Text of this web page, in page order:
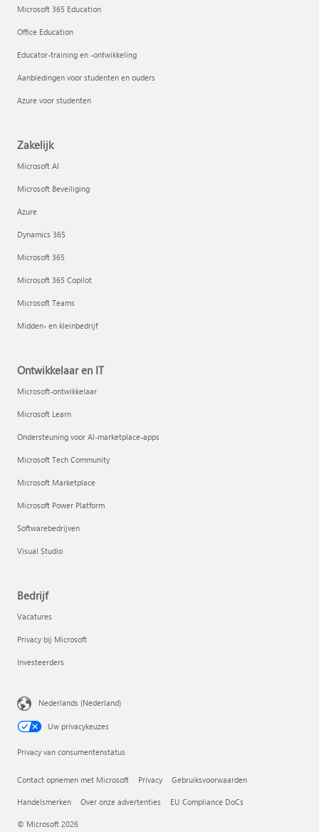
Microsoft 365 Education
Office Education
Educator-training en -ontwikkeling
Aanbiedingen voor studenten en ouders
Azure voor studenten
Zakelijk
Microsoft AI
Microsoft Beveiliging
Azure
Dynamics 365
Microsoft 365
Microsoft 365 Copilot
Microsoft Teams
Midden- en kleinbedrijf
Ontwikkelaar en IT
Microsoft-ontwikkelaar
Microsoft Learn
Ondersteuning voor AI-marketplace-apps
Microsoft Tech Community
Microsoft Marketplace
Microsoft Power Platform
Softwarebedrijven
Visual Studio
Bedrijf
Vacatures
Privacy bij Microsoft
Investeerders
Nederlands (Nederland)
Uw privacykeuzes
Privacy van consumentenstatus
Contact opnemen met Microsoft Privacy Gebruiksvoorwaarden
Handelsmerken Over onze advertenties EU Compliance DoCs
© Microsoft 2026